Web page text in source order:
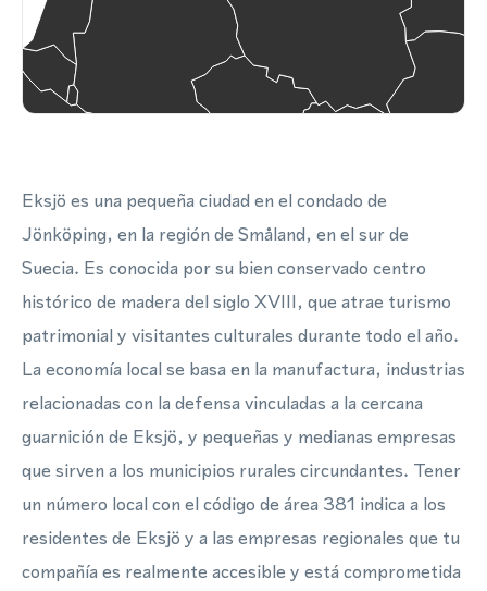
Eksjö es una pequeña ciudad en el condado de
Jönköping, en la región de Småland, en el sur de
Suecia. Es conocida por su bien conservado centro
histórico de madera del siglo XVIII, que atrae turismo
patrimonial y visitantes culturales durante todo el año.
La economía local se basa en la manufactura, industrias
relacionadas con la defensa vinculadas a la cercana
guarnición de Eksjö, y pequeñas y medianas empresas
que sirven a los municipios rurales circundantes. Tener
un número local con el código de área 381 indica a los
residentes de Eksjö y a las empresas regionales que tu
compañía es realmente accesible y está comprometida